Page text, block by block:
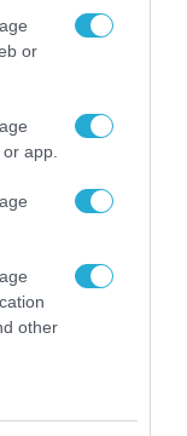
or
app.
other
να